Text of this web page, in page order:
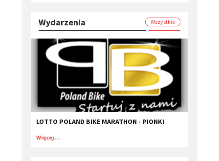
Wydarzenia Wszystkie
LOTTO POLAND BIKE MARATHON - PIONKI
Więcej...